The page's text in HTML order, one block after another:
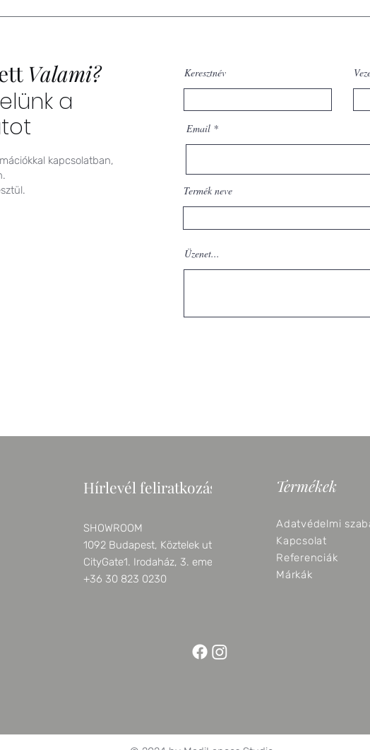
Valami?
a
kapcsolatban,
Keresztnév
Email
Termék neve
Üzenet...
Hírlevél feliratkozás
SHOWROOM
1092 Budapest, Köztelek utca 6.
CityGate1. Irodaház, 3. emelet
+36 30 823 0230
Termékek
Adatvédelmi
Kapcsolat
Referenciák
Márkák